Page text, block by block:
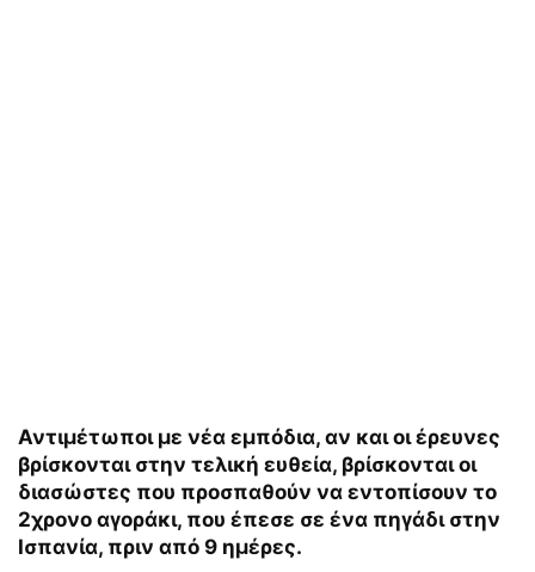
Αντιμέτωποι με νέα εμπόδια, αν και οι έρευνες
βρίσκονται στην τελική ευθεία, βρίσκονται οι
διασώστες που προσπαθούν να εντοπίσουν το
2χρονο αγοράκι, που έπεσε σε ένα πηγάδι στην
Ισπανία, πριν από 9 ημέρες.